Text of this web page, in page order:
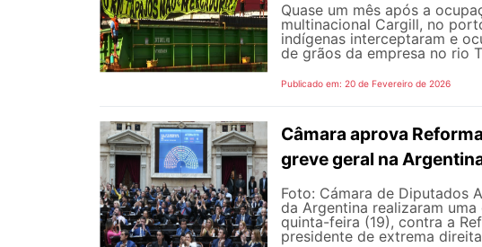
Quase um mês após a
multinacional Cargill, no
indígenas interceptaram e
de grãos da empresa no rio
Publicado em: 20 de Fevereiro de 2026
Câmara aprova
greve geral na
Foto: Cámara de Diputados
da Argentina realizaram
quinta-feira (19), contra a
presidente de extrema